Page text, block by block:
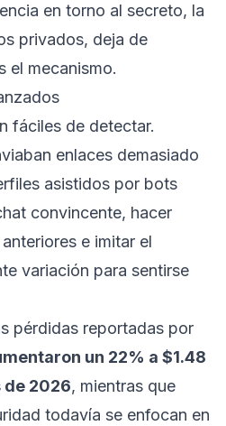
en torno al secreto, la
privados, deja de
el mecanismo.
fáciles de detectar.
enlaces demasiado
asistidos por bots
convincente, hacer
e imitar el
variación para sentirse
pérdidas reportadas por
un 22% a $1.48
de 2026, mientras que
todavía se enfocan en